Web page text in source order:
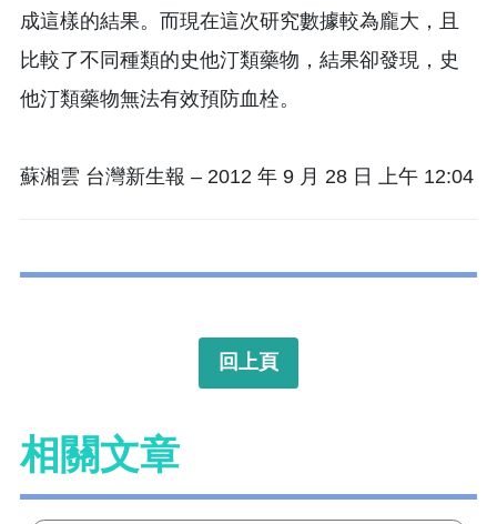
成這樣的結果。而現在這次研究數據較為龐大，且
比較了不同種類的史他汀類藥物，結果卻發現，史
他汀類藥物無法有效預防血栓。
蘇湘雲 台灣新生報 – 2012 年 9 月 28 日 上午 12:04
回上頁
相關文章